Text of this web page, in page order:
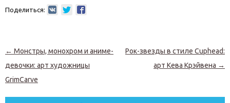
Поделиться:
Навигация по записям
← Монстры, монохром и аниме-
девочки: арт художницы
GrimCarve
Рок-звезды в стиле Cuphead:
арт Кева Крэйвена →